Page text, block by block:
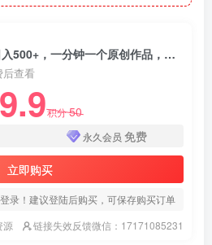
AI助力健康饮食账号，日入500+，一分钟一个原创作品，小白轻松实现引流赚钱！
后查看
9.9积分50
永久会员 免费
立即购买
录！建议登陆后购买，可保存购买订单
源
链接失效反馈微信：17171085231